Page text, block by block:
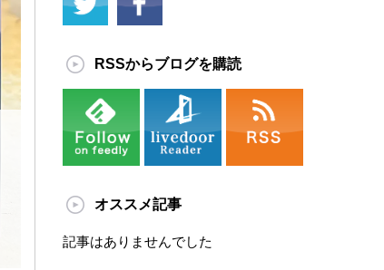
RSSからブログを購読
オススメ記事
記事はありませんでした